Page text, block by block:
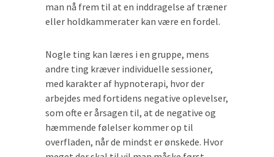
man nå frem til at en inddragelse af træner
eller holdkammerater kan være en fordel.
Nogle ting kan læres i en gruppe, mens
andre ting kræver individuelle sessioner,
med karakter af hypnoterapi, hvor der
arbejdes med fortidens negative oplevelser,
som ofte er årsagen til, at de negative og
hæmmende følelser kommer op til
overfladen, når de mindst er ønskede. Hvor